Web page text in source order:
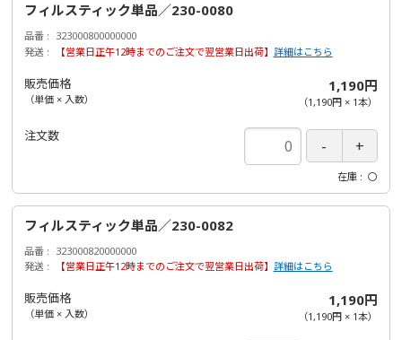
フィルスティック単品／230-0080
品番
323000800000000
発送
【営業日正午12時までのご注文で翌営業日出荷】 詳細はこちら
販売価格
（単価 × 入数）
1,190円
（1,190円× 1本）
注文数
在庫 〇
フィルスティック単品／230-0082
品番
323000820000000
発送
【営業日正午12時までのご注文で翌営業日出荷】 詳細はこちら
販売価格
（単価 × 入数）
1,190円
（1,190円× 1本）